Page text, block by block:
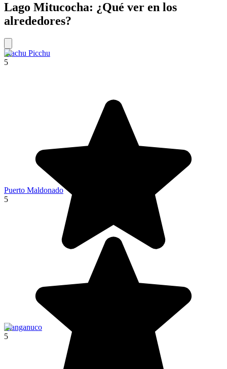
Lago Mitucocha: ¿Qué ver en los
alrededores?
Machu Picchu
5
Puerto Maldonado
5
Llanganuco
5